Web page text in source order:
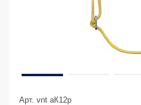
Арт. vnt aК12p